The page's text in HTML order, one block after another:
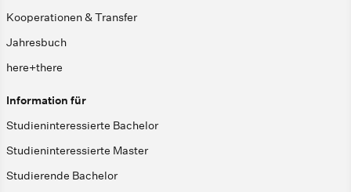
Kooperationen & Transfer
Jahresbuch
here+there
Information für
Studieninteressierte Bachelor
Studieninteressierte Master
Studierende Bachelor